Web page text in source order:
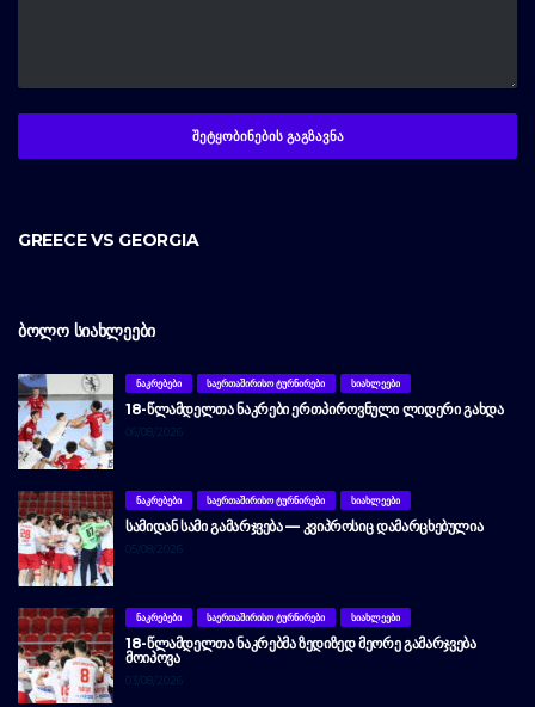
GREECE VS GEORGIA
ᲑᲝᲚᲝ ᲡᲘᲐᲮᲚᲔᲔᲑᲘ
ᲜᲐᲙᲠᲔᲑᲔᲑᲘ ᲡᲐᲔᲠᲗᲐᲨᲘᲠᲘᲡᲝ ᲢᲣᲠᲜᲘᲠᲔᲑᲘ ᲡᲘᲐᲮᲚᲔᲔᲑᲘ
18-ᲬᲚᲐᲛᲓᲔᲚᲗᲐ ᲜᲐᲙᲠᲔᲑᲘ ᲔᲠᲗᲞᲘᲠᲝᲕᲜᲣᲚᲘ ᲚᲘᲓᲔᲠᲘ ᲒᲐᲮᲓᲐ
06/08/2026
ᲜᲐᲙᲠᲔᲑᲔᲑᲘ ᲡᲐᲔᲠᲗᲐᲨᲘᲠᲘᲡᲝ ᲢᲣᲠᲜᲘᲠᲔᲑᲘ ᲡᲘᲐᲮᲚᲔᲔᲑᲘ
ᲡᲐᲛᲘᲓᲐᲜ ᲡᲐᲛᲘ ᲒᲐᲛᲐᲠᲯᲕᲔᲑᲐ — ᲙᲕᲘᲞᲠᲝᲡᲘᲪ ᲓᲐᲛᲐᲠᲪᲮᲔᲑᲣᲚᲘᲐ
05/08/2026
ᲜᲐᲙᲠᲔᲑᲔᲑᲘ ᲡᲐᲔᲠᲗᲐᲨᲘᲠᲘᲡᲝ ᲢᲣᲠᲜᲘᲠᲔᲑᲘ ᲡᲘᲐᲮᲚᲔᲔᲑᲘ
18-ᲬᲚᲐᲛᲓᲔᲚᲗᲐ ᲜᲐᲙᲠᲔᲑᲛᲐ ᲖᲔᲓᲘᲖᲔᲓ ᲛᲔᲝᲠᲔ ᲒᲐᲛᲐᲠᲯᲕᲔᲑᲐ
ᲛᲝᲘᲞᲝᲕᲐ
03/08/2026